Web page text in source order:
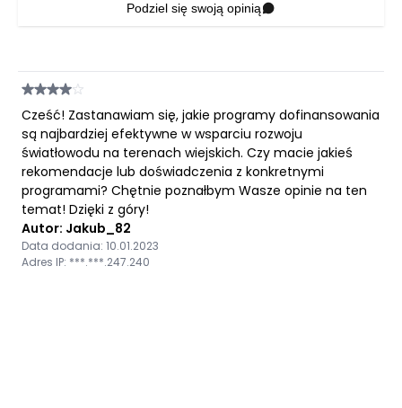
Podziel się swoją opinią
Cześć! Zastanawiam się, jakie programy dofinansowania
są najbardziej efektywne w wsparciu rozwoju
światłowodu na terenach wiejskich. Czy macie jakieś
rekomendacje lub doświadczenia z konkretnymi
programami? Chętnie poznałbym Wasze opinie na ten
temat! Dzięki z góry!
Autor: Jakub_82
Data dodania: 10.01.2023
Adres IP: ***.***.247.240